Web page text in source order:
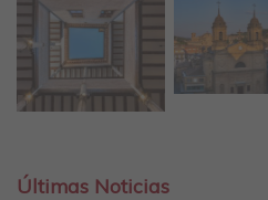
Últimas Noticias